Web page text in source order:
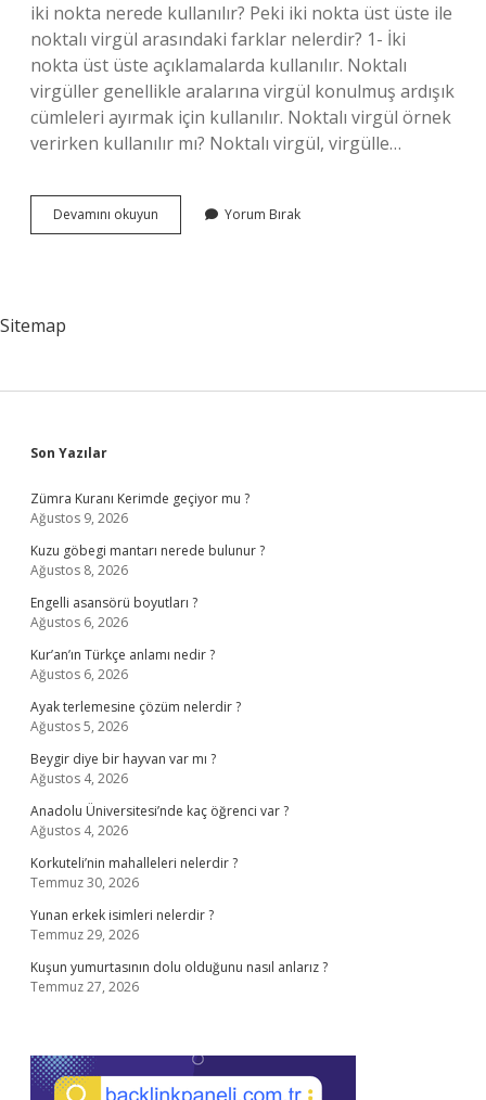
iki nokta nerede kullanılır? Peki iki nokta üst üste ile
noktalı virgül arasındaki farklar nelerdir? 1- İki
nokta üst üste açıklamalarda kullanılır. Noktalı
virgüller genellikle aralarına virgül konulmuş ardışık
cümleleri ayırmak için kullanılır. Noktalı virgül örnek
verirken kullanılır mı? Noktalı virgül, virgülle…
Devamını okuyun
Virgül
Yorum Bırak
Sitemap
Sidebar
Son Yazılar
Zümra Kuranı Kerimde geçiyor mu ?
Ağustos 9, 2026
Kuzu göbegi mantarı nerede bulunur ?
Ağustos 8, 2026
Engelli asansörü boyutları ?
Ağustos 6, 2026
Kur’an’ın Türkçe anlamı nedir ?
Ağustos 6, 2026
Ayak terlemesine çözüm nelerdir ?
Ağustos 5, 2026
Beygir diye bir hayvan var mı ?
Ağustos 4, 2026
Anadolu Üniversitesi’nde kaç öğrenci var ?
Ağustos 4, 2026
Korkuteli’nin mahalleleri nelerdir ?
Temmuz 30, 2026
Yunan erkek isimleri nelerdir ?
Temmuz 29, 2026
Kuşun yumurtasının dolu olduğunu nasıl anlarız ?
Temmuz 27, 2026